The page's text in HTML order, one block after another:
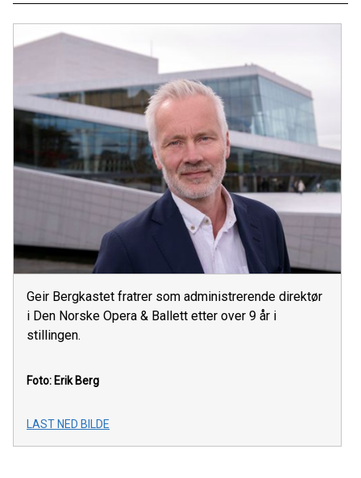
Geir Bergkastet fratrer som administrerende direktør
i Den Norske Opera & Ballett etter over 9 år i
stillingen.
Foto: Erik Berg
LAST NED BILDE